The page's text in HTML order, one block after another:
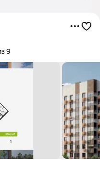
9